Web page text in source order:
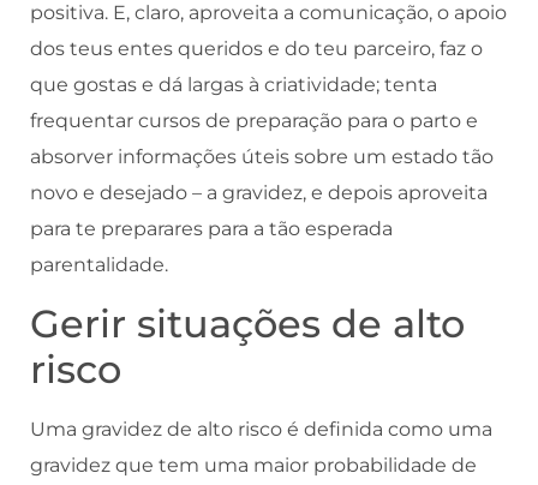
positiva. E, claro, aproveita a comunicação, o apoio
dos teus entes queridos e do teu parceiro, faz o
que gostas e dá largas à criatividade; tenta
frequentar cursos de preparação para o parto e
absorver informações úteis sobre um estado tão
novo e desejado – a gravidez, e depois aproveita
para te preparares para a tão esperada
parentalidade.
Gerir situações de alto
risco
Uma gravidez de alto risco é definida como uma
gravidez que tem uma maior probabilidade de